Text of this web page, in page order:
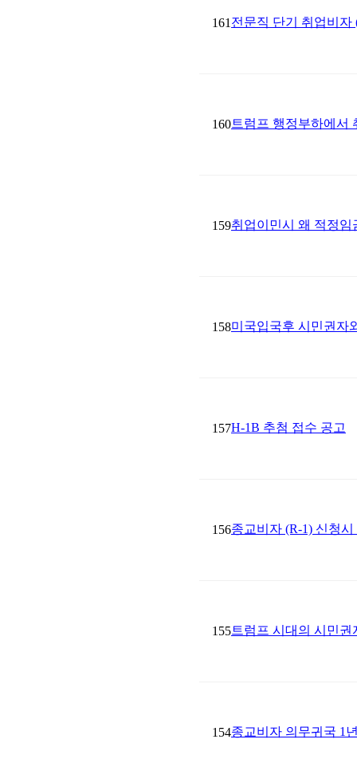
161 전문직 단기 취업비자
160트럼프 행정부하에서
159취업이민시 왜 적정임
158미국입국후 시민권자
157H-1B 추첨 접수 공고
156종교비자 (R-1) 신청
155트럼프 시대의 시민
154종교비자 의무귀국 1